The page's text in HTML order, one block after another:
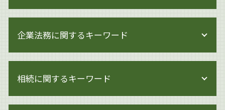
著作権侵害 親告罪
著作権とは 写真
著作権 訴える
著作権侵害 知らずに
著作権 知的財産権
企業法務に関するキーワード
事業承継 マッチング
労働問題 企業法務
相続に関するキーワード